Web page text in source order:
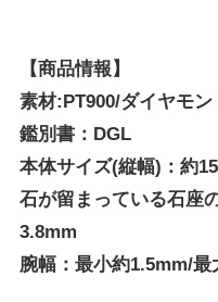
【商品情報】
素材:PT900/ダイヤモン
鑑別書：DGL
本体サイズ(縦幅)：約
石が留まっている石座
3.8mm
腕幅：最小約1.5mm/最